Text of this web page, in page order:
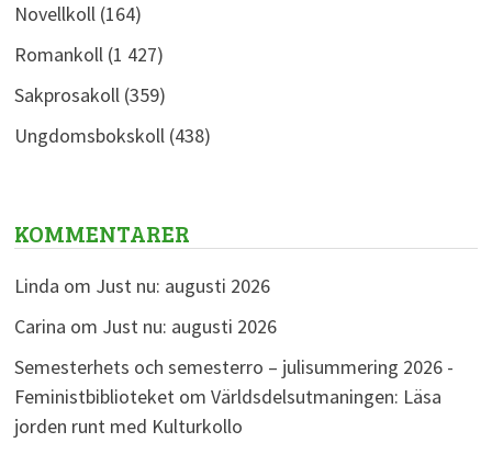
Novellkoll(164)
Romankoll(1 427)
Sakprosakoll(359)
Ungdomsbokskoll(438)
KOMMENTARER
Linda om Just nu: augusti 2026
Carina om Just nu: augusti 2026
Semesterhets och semesterro – julisummering 2026 -
Feministbiblioteketom Världsdelsutmaningen: Läsa
jorden runt med Kulturkollo